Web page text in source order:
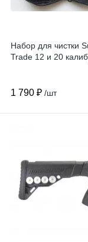
Набор для чистки
Trade 12 и 20
1 790 ₽ /шт